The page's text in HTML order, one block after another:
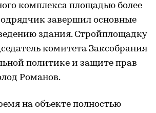
комплекса площадью более
завершил основные
здания. Стройплощадку
комитета Заксобрания
политике и защите прав
Романов.
на объекте полностью